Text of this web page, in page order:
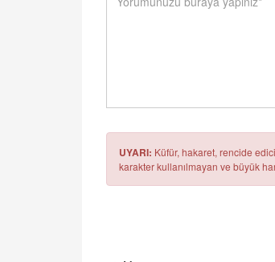
UYARI: Küfür, hakaret, rencide
karakter kullanılmayan ve büyük